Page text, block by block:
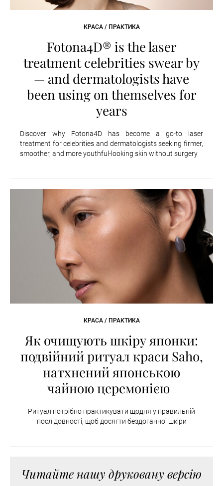
КРАСА / ПРАКТИКА
Fotona4D® is the laser
treatment celebrities swear by
— and dermatologists have
been using on themselves for
years
Discover why Fotona4D has become a go-to laser
treatment for celebrities and dermatologists seeking firmer,
smoother, and more youthful-looking skin without surgery
КРАСА / ПРАКТИКА
Як очищують шкіру японки:
подвійний ритуал краси Saho,
натхнений японською
чайною церемонією
Ритуал потрібно практикувати щодня у правильній
послідовності, щоб досягти бездоганної шкіри
Читайте нашу друковану версію